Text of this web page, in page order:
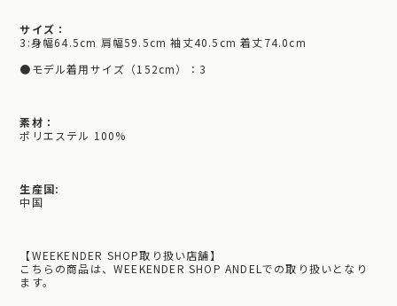
サイズ：
3:身幅64.5cm 肩幅59.5cm 袖丈40.5cm 着丈74.0cm
●モデル着用サイズ（152cm）：3
素材：
ポリエステル 100%
生産国:
中国
【WEEKENDER SHOP取り扱い店舗】
こちらの商品は、WEEKENDER SHOP ANDELでの取り扱いとなり
ます。